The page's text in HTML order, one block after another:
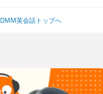
DMM英会話トップへ